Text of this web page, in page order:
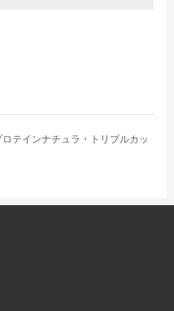
テインナチュラ・トリプルカッ